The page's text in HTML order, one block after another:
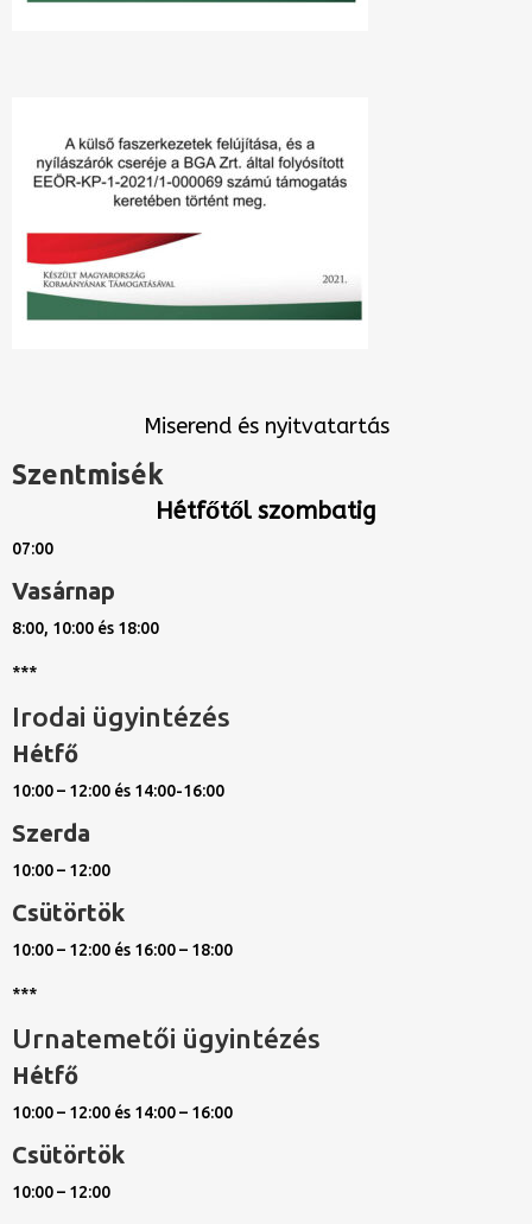
Miserend és nyitvatartás
Szentmisék
Hétfőtől szombatig
07:00
Vasárnap
8:00, 10:00 és 18:00
***
Irodai ügyintézés
Hétfő
10:00 – 12:00 és 14:00-16:00
Szerda
10:00 – 12:00
Csütörtök
10:00 – 12:00 és 16:00 – 18:00
***
Urnatemetői ügyintézés
Hétfő
10:00 – 12:00 és 14:00 – 16:00
Csütörtök
10:00 – 12:00